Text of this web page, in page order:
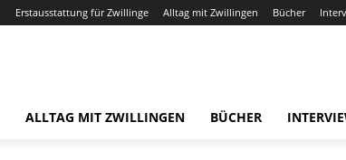
Erstausstattung für Zwillinge Alltag mit Zwillingen Bücher
ALLTAG MIT ZWILLINGEN BÜCHER